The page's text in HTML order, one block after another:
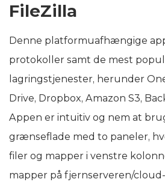
FileZilla
Denne platformuafhængige
protokoller samt de mest
lagringstjenester, herunder
Drive, Dropbox, Amazon S3,
Appen er intuitiv og nem at
grænseflade med to paneler,
filer og mapper i venstre
mapper på fjernserveren/